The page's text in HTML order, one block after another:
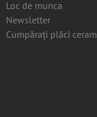
Loc de munca
Newsletter
Cumpărați plăci